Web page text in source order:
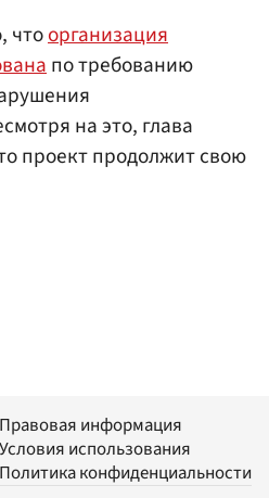
чтоорганизация
по требованию
на это, глава
проект продолжит свою
Правовая информация
Условия использования
Политика конфиденциальности